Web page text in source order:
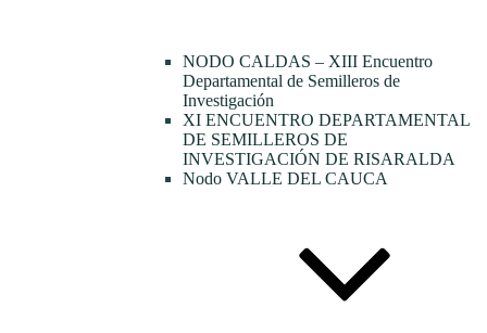
NODO CALDAS – XIII Encuentro
Departamental de Semilleros de
Investigación
XI ENCUENTRO DEPARTAMENTAL
DE SEMILLEROS DE
INVESTIGACIÓN DE RISARALDA
Nodo VALLE DEL CAUCA